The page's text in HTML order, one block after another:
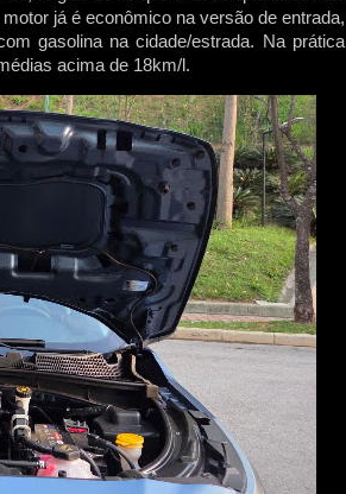
já é econômico na versão de entrada,
gasolina na cidade/estrada. Na prática
acima de 18km/l.